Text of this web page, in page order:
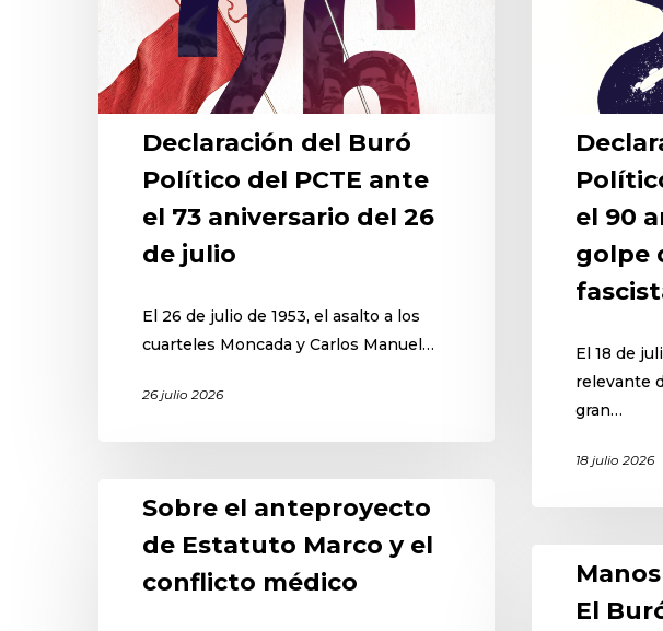
Hit enter to search or ESC to close
Declaración del Buró
Político del PCTE ante
el 73 aniversario del 26
de julio
El 26 de julio de 1953, el asalto a los
cuarteles Moncada y Carlos Manuel…
26 julio 2026
el 90
golpe
El 18 de
relevante
gran…
18 julio 2026
Sobre el anteproyecto
de Estatuto Marco y el
conflicto médico
El